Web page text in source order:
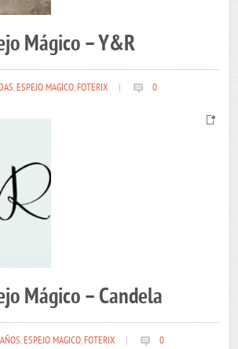
Mágico – Y&R
,ESPEJO MAGICO,FOTERIX 0
Mágico – Candela
,ESPEJO MAGICO,FOTERIX 0